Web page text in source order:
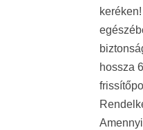
hossza